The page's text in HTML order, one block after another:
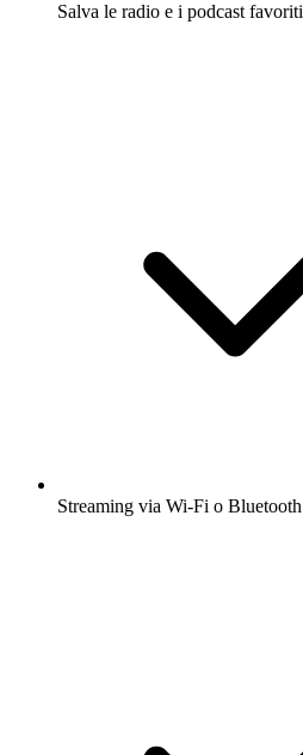
Salva le radio e i podcast favoriti
Streaming via Wi-Fi o Bluetooth